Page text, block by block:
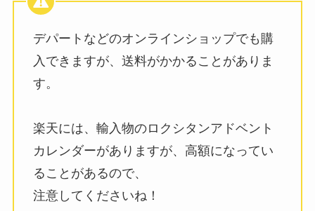
デパートなどのオンラインショップでも購
入できますが、送料がかかることがありま
す。
楽天には、輸入物のロクシタンアドベント
カレンダーがありますが、高額になってい
ることがあるので、
注意してくださいね！